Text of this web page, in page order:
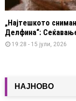
„Најтешкото
Делфина“:
19:28 - 15 јули, 2026
НАЈНОВО